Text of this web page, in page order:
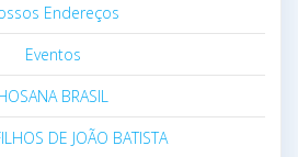
Endereços
Eventos
BRASIL
DE JOÃO BATISTA